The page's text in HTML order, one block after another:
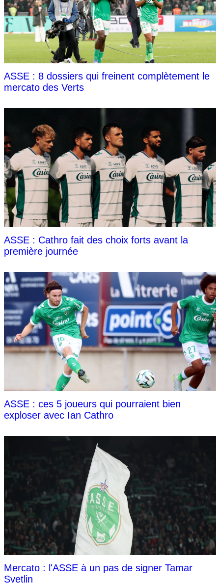
ASSE : 8 dossiers qui freinent complètement le
mercato des Verts
ASSE : Cathro fait des choix forts avant la
première journée
ASSE : ces 5 joueurs qui pourraient bien
exploser avec Ian Cathro
Mercato : l'ASSE à un pas de signer Tamar
Svetlin